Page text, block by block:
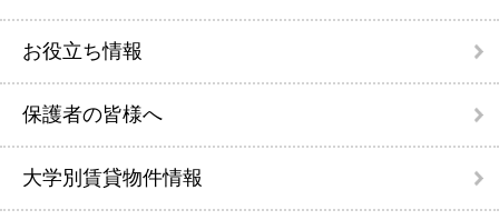
お役立ち情報
保護者の皆様へ
大学別賃貸物件情報